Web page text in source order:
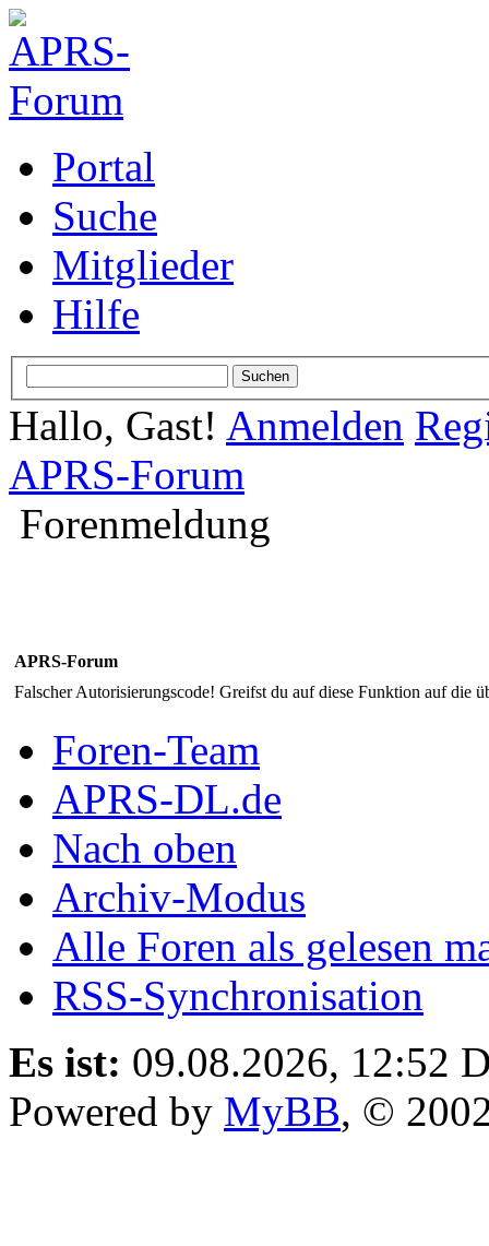
Portal
Suche
Mitglieder
Hilfe
Hallo, Gast! Anmelden
APRS-Forum
Forenmeldung
APRS-Forum
Falscher Autorisierungscode! Greifst du auf diese Funktion auf die
Foren-Team
APRS-DL.de
Nach oben
Archiv-Modus
Alle Foren als gelesen
RSS-Synchronisation
Es ist: 09.08.2026, 12:52
Powered by MyBB, ©